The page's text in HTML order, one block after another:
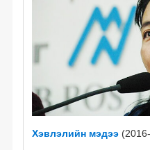
Хэвлэлийн мэдээ